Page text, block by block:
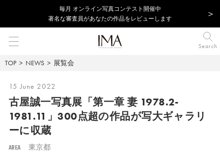
毎⽉ オンライン写真コンテスト開催中
著名な審査員があなたの作品をレビューします
Search
TOP NEWS 展覧会
15 June 2022
古屋誠一写真展「第一章 妻 1978.2-
1981.11」300点超の作品が写大ギャラリ
ーに収蔵
AREA 東京都